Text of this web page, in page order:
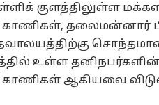
குளத்திலுள்ள
காணிகள்,
உள்ள
காணிகள் ஆகியவை